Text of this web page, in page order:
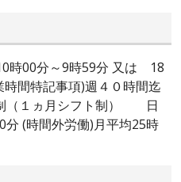
時00分～9時59分 又は 18
間特記事項)週４０時間迄
（１ヵ月シフト制） 日
(時間外労働)月平均25時